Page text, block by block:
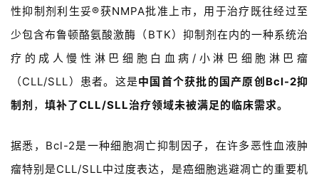
性抑制剂利生妥®获NMPA批准上市，用于治疗既往经过至
少包含布鲁顿酪氨酸激酶（BTK）抑制剂在内的一种系统治
疗的成人慢性淋巴细胞白血病/小淋巴细胞淋巴瘤
（CLL/SLL）患者。这是中国首个获批的国产原创Bcl-2抑
制剂 ， 填补了CLL/SLL治疗领域未被满足的临床需求。
据悉，Bcl-2是一种细胞凋亡抑制因子，在许多恶性血液肿
瘤特别是CLL/SLL中过度表达，是癌细胞逃避凋亡的重要机